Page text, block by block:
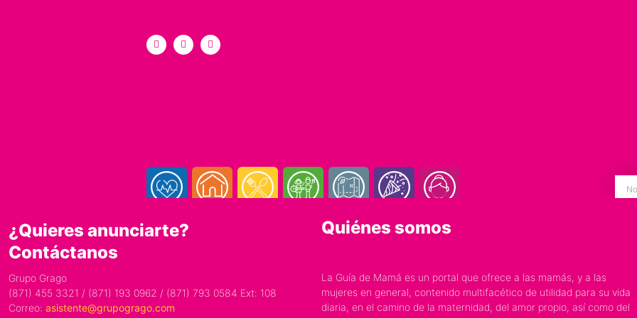
¿Quieres anunciarte?
Contáctanos
Grupo Grago
(871) 455 3321 / (871) 193 0962 / (871) 793 0584 Ext: 108
Correo: asistente@grupogrago.com
Quiénes somos
La Guía de Mamá es un portal que ofrece a las mamás, y a las
mujeres en general, contenido multifacético de utilidad para su vida
diaria, en el camino de la maternidad, del amor propio, así como del